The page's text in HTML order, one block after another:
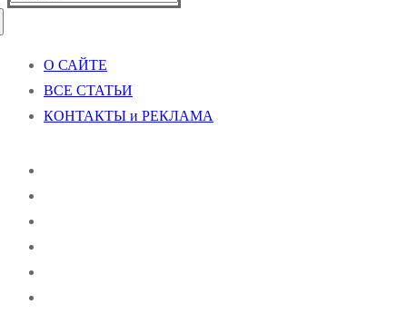
О САЙТЕ
ВСЕ СТАТЬИ
КОНТАКТЫ и РЕКЛАМА